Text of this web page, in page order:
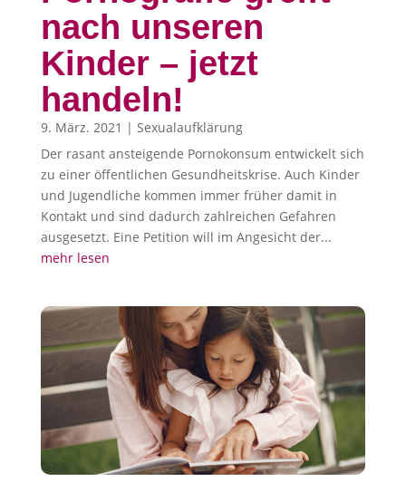
nach unseren
Kinder – jetzt
handeln!
9. März. 2021 | Sexualaufklärung
Der rasant ansteigende Pornokonsum entwickelt sich
zu einer öffentlichen Gesundheitskrise. Auch Kinder
und Jugendliche kommen immer früher damit in
Kontakt und sind dadurch zahlreichen Gefahren
ausgesetzt. Eine Petition will im Angesicht der...
mehr lesen